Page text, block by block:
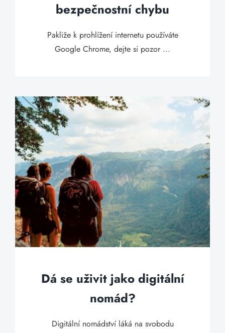
bezpečnostní chybu
Pakliže k prohlížení internetu používáte
Google Chrome, dejte si pozor ...
Dá se uživit jako digitální
nomád?
Digitální nomádství láká na svobodu